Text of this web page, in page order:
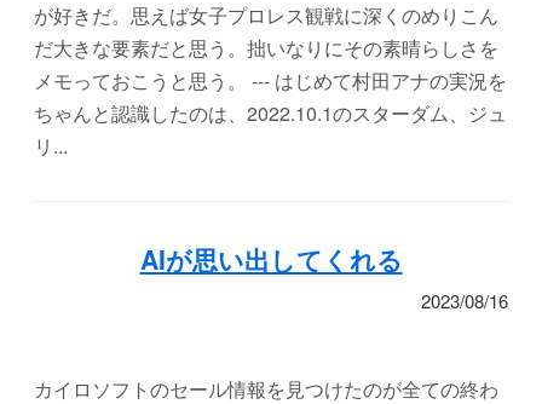
が好きだ。思えば女子プロレス観戦に深くのめりこん
だ大きな要素だと思う。拙いなりにその素晴らしさを
メモっておこうと思う。 --- はじめて村田アナの実況を
ちゃんと認識したのは、2022.10.1のスターダム、ジュ
リ...
AIが思い出してくれる
2023/08/16
カイロソフトのセール情報を見つけたのが全ての終わ